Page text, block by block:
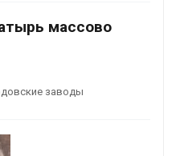
массово
заводы